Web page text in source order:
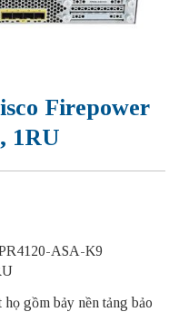
Firepower
1RU
ASA-K9
gồm bảy nền tảng bảo